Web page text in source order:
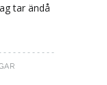
tar ändå